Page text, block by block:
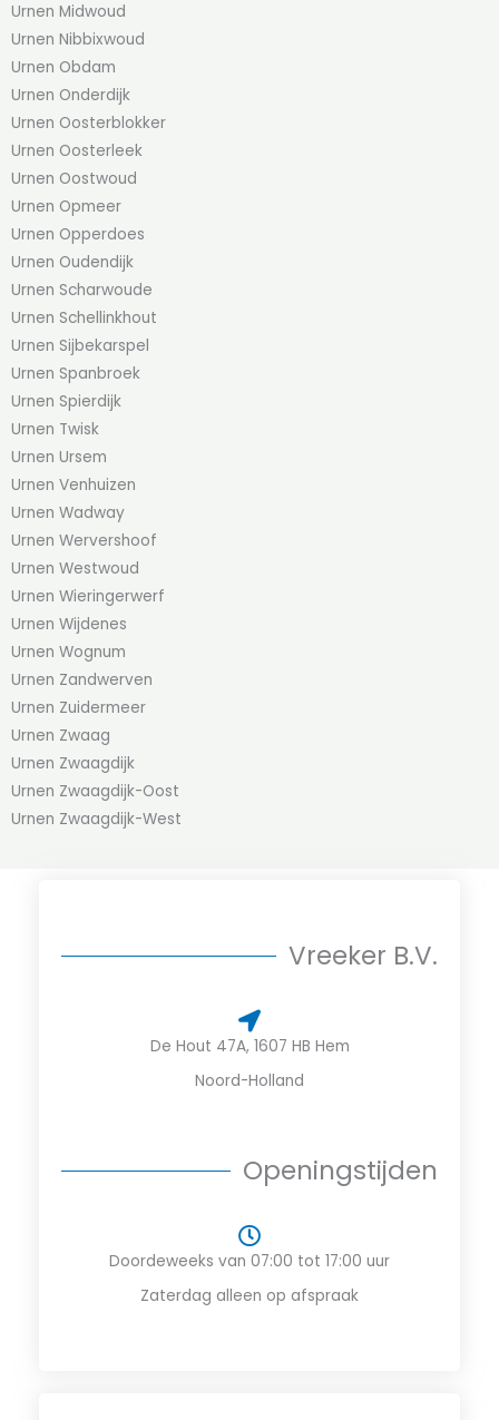
Urnen Midwoud
Urnen Nibbixwoud
Urnen Obdam
Urnen Onderdijk
Urnen Oosterblokker
Urnen Oosterleek
Urnen Oostwoud
Urnen Opmeer
Urnen Opperdoes
Urnen Oudendijk
Urnen Scharwoude
Urnen Schellinkhout
Urnen Sijbekarspel
Urnen Spanbroek
Urnen Spierdijk
Urnen Twisk
Urnen Ursem
Urnen Venhuizen
Urnen Wadway
Urnen Wervershoof
Urnen Westwoud
Urnen Wieringerwerf
Urnen Wijdenes
Urnen Wognum
Urnen Zandwerven
Urnen Zuidermeer
Urnen Zwaag
Urnen Zwaagdijk
Urnen Zwaagdijk-Oost
Urnen Zwaagdijk-West
Vreeker B.V.
De Hout 47A, 1607 HB Hem
Noord-Holland
Openingstijden
Doordeweeks van 07:00 tot 17:00​ uur
Zaterdag alleen op afspraak